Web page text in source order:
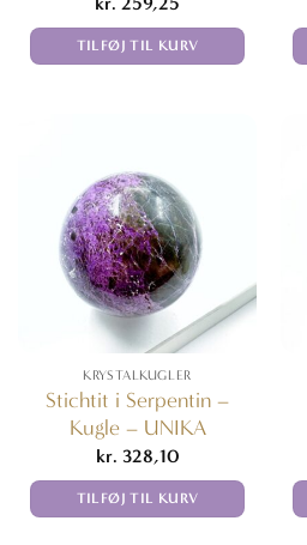
TILFØJ TIL KURV
KRYSTALKUGLER
Stichtit i Serpentin –
Kugle – UNIKA
kr. 328,10
TILFØJ TIL KURV